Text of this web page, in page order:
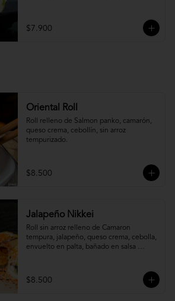
$7.900
Oriental Roll
Roll relleno de Salmon panko, camarón,
queso crema, cebollín, sin arroz
tempurizado.
$8.500
Jalapeño Nikkei
Roll sin arroz relleno de Camaron
tempura, jalapeño, queso crema, cebolla,
envuelto en palta, bañado en salsa
$8.500